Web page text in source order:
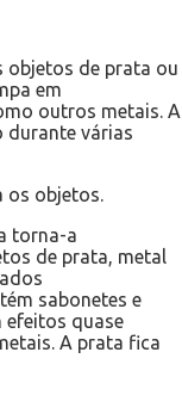
objetos de prata ou
em
outros metais. A
durante várias
os objetos.
torna-a
de prata, metal
sabonetes e
efeitos quase
A prata fica